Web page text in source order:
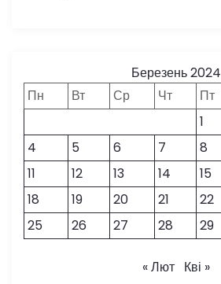
Березень 2024
Пн
Вт Ср Чт Пт
1
4
5 6 7 8
11
12 13 14 15
18
19 20 21 22
25
26 27 28 29
« Лют Кві »